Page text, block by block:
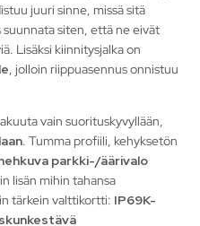
juuri sinne, missä sitä
siten, että ne eivät
Lisäksi kiinnitysjalka on
, jolloin riippuasennus onnistuu
vain suorituskyvyllään,
. Tumma profiili, kehyksetön
parkki-/äärivalo
lisän mihin tahansa
tärkein valttikortti: IP69K-